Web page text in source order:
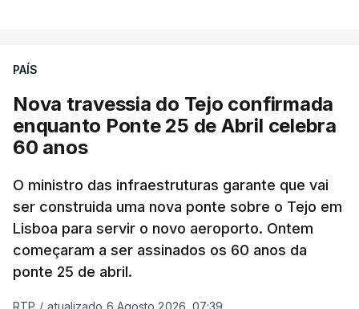
PAÍS
Nova travessia do Tejo confirmada
enquanto Ponte 25 de Abril celebra
60 anos
O ministro das infraestruturas garante que vai
ser construida uma nova ponte sobre o Tejo em
Lisboa para servir o novo aeroporto. Ontem
começaram a ser assinados os 60 anos da
ponte 25 de abril.
RTP / atualizado 6 Agosto 2026, 07:39